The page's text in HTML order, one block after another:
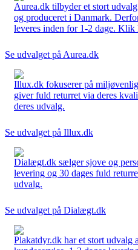
Aurea.dk tilbyder et stort
og produceret i Danmark.
leveres inden for 1-2 dage. Klik
Se udvalget på Aurea.dk
Illux.dk fokuserer på
giver fuld returret via deres
deres udvalg.
Se udvalget på Illux.dk
Dialægt.dk sælger sjove og
levering og 30 dages fuld
udvalg.
Se udvalget på Dialægt.dk
Plakatdyr.dk har et stort udvalg